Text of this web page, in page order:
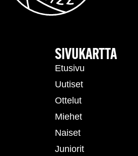
SIVUKARTTA
Etusivu
Uutiset
Ottelut
Miehet
Naiset
Juniorit